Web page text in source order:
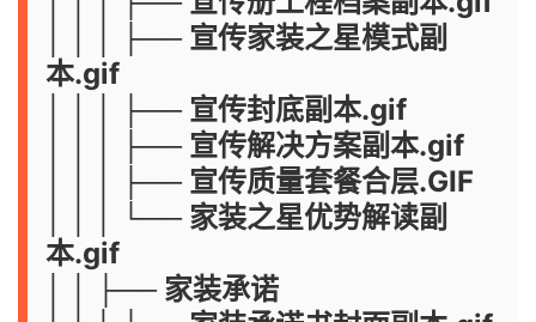
│ │ │ ├── 宣传家装之星模式副
本.gif
│ │ │ ├── 宣传封底副本.gif
│ │ │ ├── 宣传解决方案副本.gif
│ │ │ ├── 宣传质量套餐合层.GIF
│ │ │ └── 家装之星优势解读副
本.gif
│ │ ├── 家装承诺